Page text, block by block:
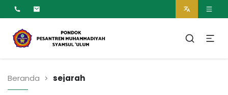
Pesantren Syamsul
Ulum Muhammadiyah
Beranda sejarah